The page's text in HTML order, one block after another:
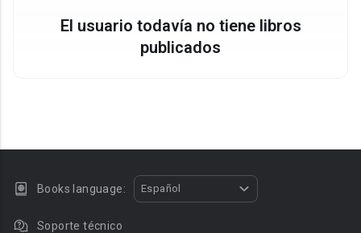
El usuario todavía no tiene libros
publicados
Books language: Español
Soporte técnico